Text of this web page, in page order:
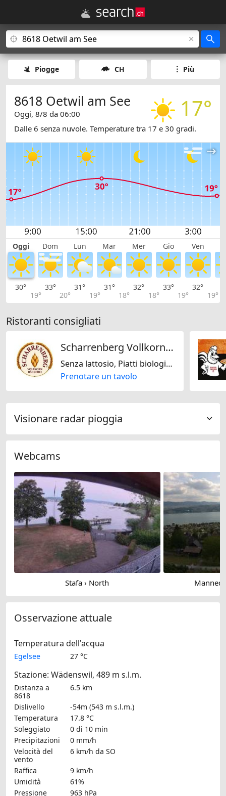
Piogge CH Più
17°
8618 Oetwil am See
Oggi, 8/8 da 06:00
Dalle 6 senza nuvole. Temperature tra 17 e 30 gradi.
Oggi Dom Lun Mar Mer Gio Ven
30°
19°
33°
20°
31°
19°
31°
18°
32°
18°
33°
19°
32°
19°
Ristoranti consigliati
Scharrenberg Vollkornbäckerei
Senza lattosio, Piatti biologici, Senza glutine, Senza noci, Svizzera
Prenotare un tavolo
Visionare radar pioggia
Webcams
Stafa › North
Osservazione attuale
Temperatura dell'acqua
Egelsee 27 °C
Stazione: Wädenswil, 489 m s.l.m.
Distanza a
8618
6.5 km
Dislivello
-54m (543 m s.l.m.)
Temperatura
17.8 °C
Soleggiato
0 di 10 min
Precipitazioni
0 mm/h
Velocità del
vento
6 km/h da SO
Raffica
9 km/h
Umidità
61%
Pressione
963 hPa